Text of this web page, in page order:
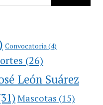
Convocatoria (4)
(26)
León Suárez
Mascotas (15)